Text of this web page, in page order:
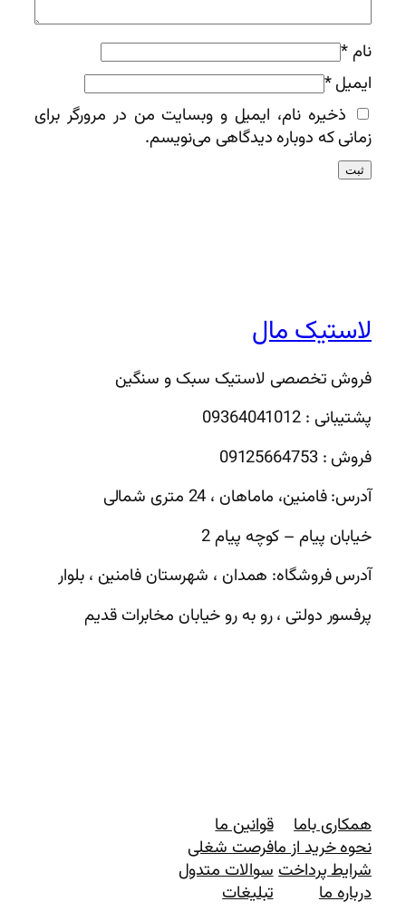
نام*
ایمیل*
ذخیره نام، ایمیل و وبسایت من در مرورگر برای
زمانی که دوباره دیدگاهی می‌نویسم.
لاستیک مال
فروش تخصصی لاستیک سبک و سنگین
پشتیبانی : 09364041012
فروش : 09125664753
آدرس: فامنین، ماماهان ، 24 متری شمالی
خیابان پیام – کوچه پیام 2
آدرس فروشگاه: همدان ، شهرستان فامنین ، بلوار
پرفسور دولتی ، رو به رو خیابان مخابرات قدیم
همکاری باما
نحوه خرید از ما
شرایط پرداخت
درباره ما
قوانین ما
فرصت شغلی
سوالات متدول
تبلیغات